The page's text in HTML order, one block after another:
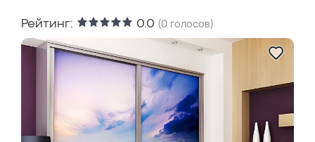
Рейтинг: 0.0 (0 голосов)